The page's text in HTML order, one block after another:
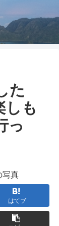
た
しも
っ
はてブ